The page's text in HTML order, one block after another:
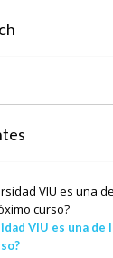
VIU es una de